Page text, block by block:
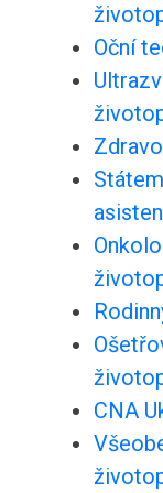
Oční
CNA